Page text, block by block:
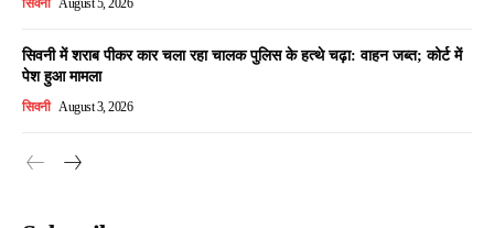
सिवनी August 5, 2026
सिवनी में शराब पीकर कार चला रहा चालक पुलिस के हत्थे चढ़ा: वाहन जब्त; कोर्ट में
पेश हुआ मामला
सिवनी August 3, 2026